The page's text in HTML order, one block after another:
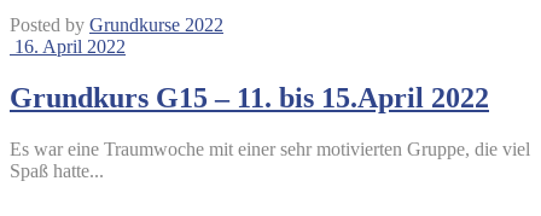
Posted by Grundkurse 2022
16. April 2022
Grundkurs G15 – 11. bis 15.April 2022
Es war eine Traumwoche mit einer sehr motivierten Gruppe, die viel
Spaß hatte...